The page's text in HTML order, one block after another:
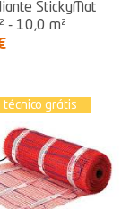
StickyMat
- 10,0 m²
técnico grátis